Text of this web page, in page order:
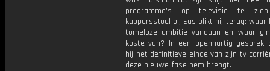
programma's op televisie te
kappersstoel bij Eus blikt hij terug: waar
tomeloze ambitie vandaan en waar
koste van? In een openhartig gesprek
hij het definitieve einde van zijn tv-
deze nieuwe fase hem brengt.